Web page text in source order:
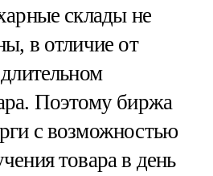
склады не
в отличие от
Поэтому биржа
с возможностью
товара в день